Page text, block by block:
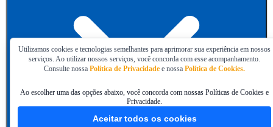
Utilizamos cookies e tecnologias semelhantes para aprimorar sua experiência em nossos
serviços. Ao utilizar nossos serviços, você concorda com esse acompanhamento.
Consulte nossa Política de Privacidade e nossa Política de Cookies.
Ao escolher uma das opções abaixo, você concorda com nossas Políticas de Cookies e
Privacidade.
Aceitar todos os cookies